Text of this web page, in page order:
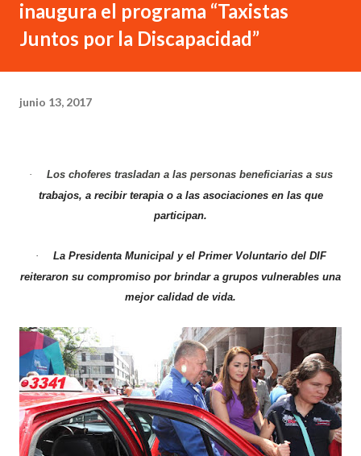
inaugura el programa “Taxistas
Juntos por la Discapacidad”
junio 13, 2017
·
Los choferes trasladan a las personas beneficiarias a sus
trabajos, a recibir terapia o a las asociaciones en las que
participan.
·
La Presidenta Municipal y el Primer Voluntario del DIF
reiteraron su compromiso por brindar a grupos vulnerables una
mejor calidad de vida.